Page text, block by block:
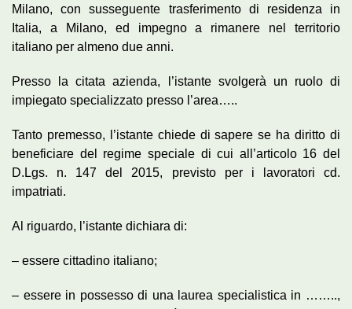
Milano, con susseguente trasferimento di residenza in
Italia, a Milano, ed impegno a rimanere nel territorio
italiano per almeno due anni.
Presso la citata azienda, l’istante svolgerà un ruolo di
impiegato specializzato presso l’area…..
Tanto premesso, l’istante chiede di sapere se ha diritto di
beneficiare del regime speciale di cui all’articolo 16 del
D.Lgs. n. 147 del 2015, previsto per i lavoratori cd.
impatriati.
Al riguardo, l’istante dichiara di:
– essere cittadino italiano;
– essere in possesso di una laurea specialistica in ……..,